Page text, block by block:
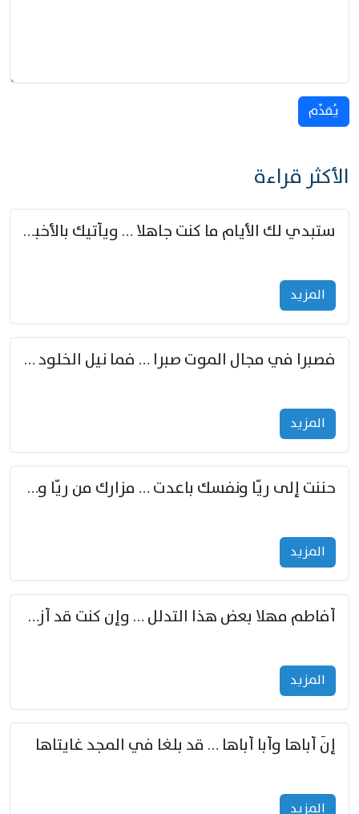
يُقدِّم
الأكثر قراءة
ستبدي لك الأيام ما كنت جاهلا … ويأتيك بالأخبار من لم تزوّد
المزید
فصبرا في مجال الموت صبرا … فما نيل الخلود بمستطاع
المزید
حننت إلى ريّا ونفسك باعدت … مزارك من ريّا وشعباكما معا
المزید
أفاطم مهلا بعض هذا التدلل … وإن كنت قد أزمعت صرمي فأجملي
المزید
إنّ أباها وأبا أباها … قد بلغا في المجد غايتاها
المزید